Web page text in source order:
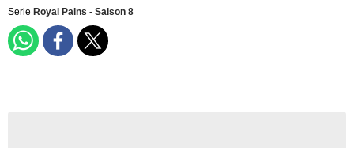
Serie Royal Pains - Saison 8